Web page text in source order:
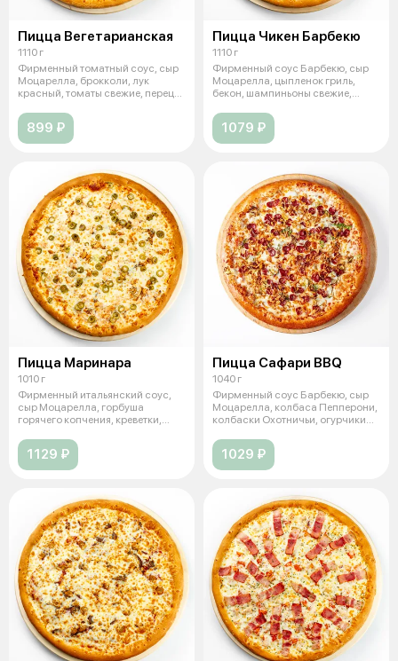
Пицца Вегетарианская
1110 г
Фирменный томатный соус, сыр
Моцарелла, брокколи, лук
красный, томаты свежие, перец
899 ₽
Пицца Чикен Барбекю
1110 г
Фирменный соус Барбекю, сыр
Моцарелла, цыпленок гриль,
бекон, шампиньоны свежие,
1079 ₽
Пицца Маринара
1010 г
Фирменный итальянский соус,
сыр Моцарелла, горбуша
горячего копчения, креветки,
1129 ₽
Пицца Сафари BBQ
1040 г
Фирменный соус Барбекю, сыр
Моцарелла, колбаса Пепперони,
колбаски Охотничьи, огурчики
1029 ₽